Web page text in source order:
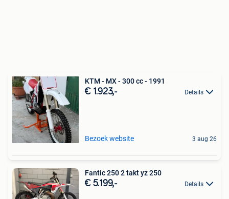
KTM - MX - 300 cc - 1991
€ 1.923,- Details
Bezoek website 3 aug 26
Fantic 250 2 takt yz 250
€ 5.199,- Details